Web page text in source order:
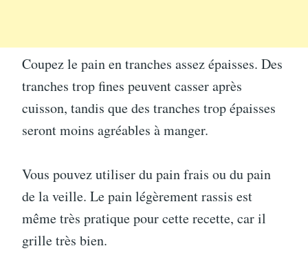
Coupez le pain en tranches assez épaisses. Des
tranches trop fines peuvent casser après
cuisson, tandis que des tranches trop épaisses
seront moins agréables à manger.
Vous pouvez utiliser du pain frais ou du pain
de la veille. Le pain légèrement rassis est
même très pratique pour cette recette, car il
grille très bien.